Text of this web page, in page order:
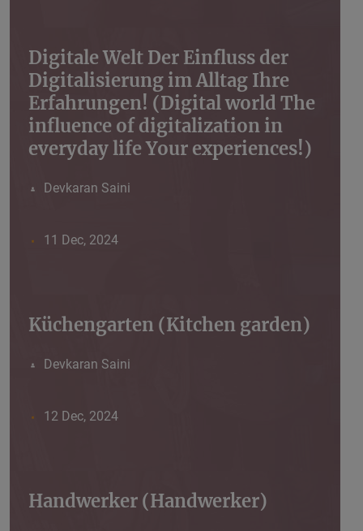
Digitale Welt Der Einfluss der
Digitalisierung im Alltag Ihre
Erfahrungen! (Digital world The
influence of digitalization in
everyday life Your experiences!)
Devkaran Saini
11 Dec, 2024
Küchengarten (Kitchen garden)
Devkaran Saini
12 Dec, 2024
Handwerker (Handwerker)